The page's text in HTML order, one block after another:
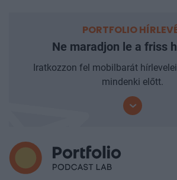
PORTFOLIO
Ne maradjon le a friss
Iratkozzon fel mobilbarát
mindenki előtt.